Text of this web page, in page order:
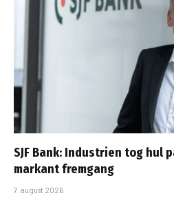
SJF Bank: Industrien tog hul
markant fremgang
7. august 2026